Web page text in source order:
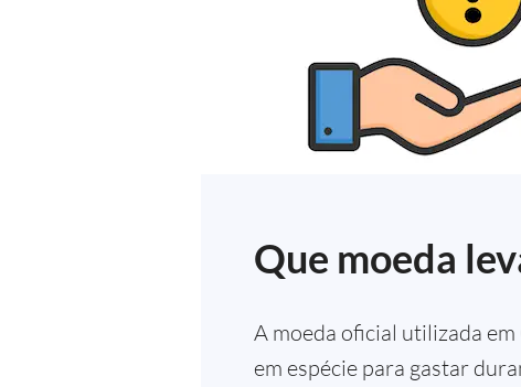
Que moeda
A moeda oficial utilizada
em espécie para gastar